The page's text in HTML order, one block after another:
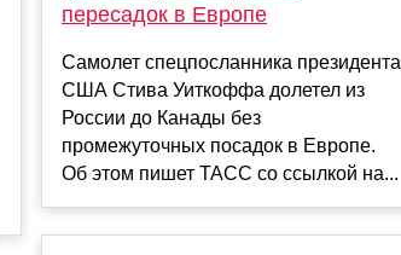
пересадок в Европе
Самолет спецпосланника президента
США Стива Уиткоффа долетел из
России до Канады без
промежуточных посадок в Европе.
Об этом пишет ТАСС со ссылкой на...